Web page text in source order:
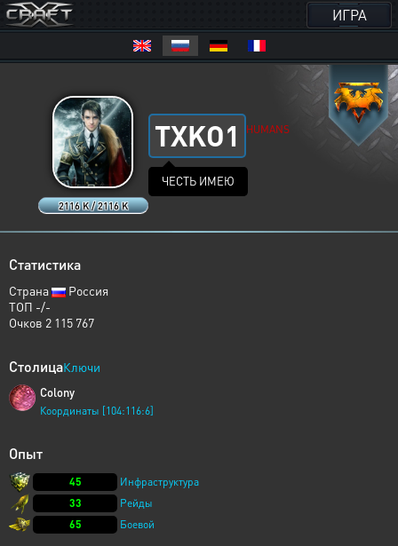
ИГРА
2116 K / 2116 K
TXKO1 HUMANS
ЧЕСТЬ ИМЕЮ
Статистика
Страна
Россия
ТОП -/-
Очков 2 115 767
СтолицаКлючи
Colony
Координаты [104:116:6]
Опыт
45
Инфраструктура
33
Рейды
65
Боевой